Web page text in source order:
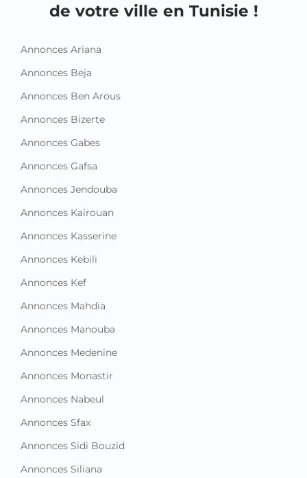
de votre ville en Tunisie !
Annonces Ariana
Annonces Beja
Annonces Ben Arous
Annonces Bizerte
Annonces Gabes
Annonces Gafsa
Annonces Jendouba
Annonces Kairouan
Annonces Kasserine
Annonces Kebili
Annonces Kef
Annonces Mahdia
Annonces Manouba
Annonces Medenine
Annonces Monastir
Annonces Nabeul
Annonces Sfax
Annonces Sidi Bouzid
Annonces Siliana